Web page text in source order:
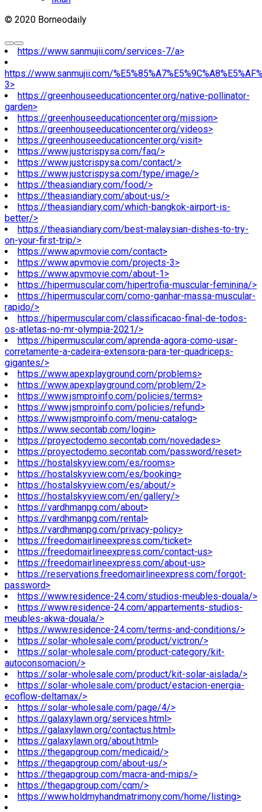
© 2020 Borneodaily
https://www.sanmujii.com/services-7/a>
https://www.sanmujii.com/
3>
https://greenhouseeducationcenter.org/native-pollinator-
garden>
https://greenhouseeducationcenter.org/mission>
https://greenhouseeducationcenter.org/videos>
https://greenhouseeducationcenter.org/visit>
https://www.justcrispysa.com/faq/>
https://www.justcrispysa.com/contact/>
https://www.justcrispysa.com/type/image/>
https://theasiandiary.com/food/>
https://theasiandiary.com/about-us/>
https://theasiandiary.com/which-bangkok-airport-is-
better/>
https://theasiandiary.com/best-malaysian-dishes-to-try-
on-your-first-trip/>
https://www.apvmovie.com/contact>
https://www.apvmovie.com/projects-3>
https://www.apvmovie.com/about-1>
https://hipermuscular.com/hipertrofia-muscular-feminina/>
https://hipermuscular.com/como-ganhar-massa-muscular-
rapido/>
https://hipermuscular.com/classificacao-final-de-todos-
os-atletas-no-mr-olympia-2021/>
https://hipermuscular.com/aprenda-agora-como-usar-
corretamente-a-cadeira-extensora-para-ter-quadriceps-
gigantes/>
https://www.apexplayground.com/problems>
https://www.apexplayground.com/problem/2>
https://www.jsmproinfo.com/policies/terms>
https://www.jsmproinfo.com/policies/refund>
https://www.jsmproinfo.com/menu-catalog>
https://www.secontab.com/login>
https://proyectodemo.secontab.com/novedades>
https://proyectodemo.secontab.com/password/reset>
https://hostalskyview.com/es/rooms>
https://hostalskyview.com/es/booking>
https://hostalskyview.com/es/about/>
https://hostalskyview.com/en/gallery/>
https://vardhmanpg.com/about>
https://vardhmanpg.com/rental>
https://vardhmanpg.com/privacy-policy>
https://freedomairlineexpress.com/ticket>
https://freedomairlineexpress.com/contact-us>
https://freedomairlineexpress.com/about-us>
https://reservations.freedomairlineexpress.com/forgot-
password>
https://www.residence-24.com/studios-meubles-douala/>
https://www.residence-24.com/appartements-studios-
meubles-akwa-douala/>
https://www.residence-24.com/terms-and-conditions/>
https://solar-wholesale.com/product/victron/>
https://solar-wholesale.com/product-category/kit-
autoconsomacion/>
https://solar-wholesale.com/product/kit-solar-aislada/>
https://solar-wholesale.com/product/estacion-energia-
ecoflow-deltamax/>
https://solar-wholesale.com/page/4/>
https://galaxylawn.org/services.html>
https://galaxylawn.org/contactus.html>
https://galaxylawn.org/about.html>
https://thegapgroup.com/medicaid/>
https://thegapgroup.com/about-us/>
https://thegapgroup.com/macra-and-mips/>
https://thegapgroup.com/cqm/>
https://www.holdmyhandmatrimony.com/home/listing>